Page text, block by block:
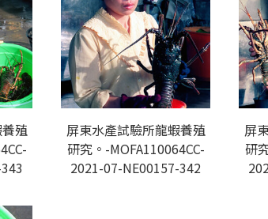
殖
屏東水產試驗所龍蝦養殖
研究。-MOFA110064CC-
2021-07-NE00157-342
屏
研